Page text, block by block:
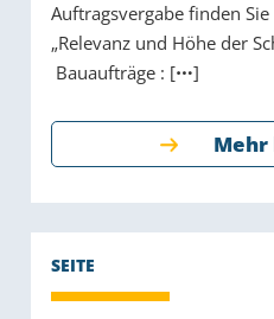
Auftragsvergabe finden
„Relevanz und Höhe der
Bauaufträge : [
]
Mehr